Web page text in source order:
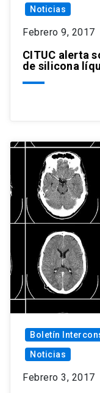
Noticias
Febrero 9, 2017
CITUC alerta
de silicona
Boletín
Noticias
Febrero 3, 2017